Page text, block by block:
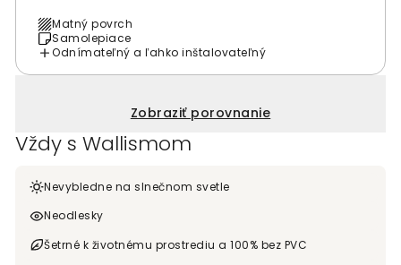
Matný povrch
Samolepiace
Odnímateľný a ľahko inštalovateľný
Zobraziť porovnanie
Vždy s Wallismom
Nevybledne na slnečnom svetle
Neodlesky
Šetrné k životnému prostrediu a 100% bez PVC